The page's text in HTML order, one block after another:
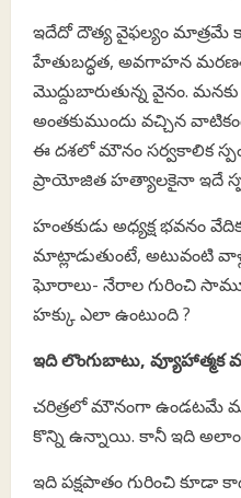
ఇదేదో దౌత్య వైఫల్యం మాత్రమే
హేతుబద్ధత, అవగాహన
మొద్దుబారుతున్న వైనం.
అంతకుముందు వచ్చిన
ఈ దశలో మౌనం సర్వకాలిక
ప్రాయోజిత హత్యాలకైనా ఇదే
హంతకుడు అధ్యక్ష భవనం
మాట్లాడుతుంటే, అటువంటి
ఘోరాలు- నేరాల గురించి
హక్కు ఎలా ఉంటుంది ?
ఇది లొంగుబాటు, వ్యూహాత్మక
చరిత్రలో మౌనంగా ఉండటమే
కొన్ని ఉన్నాయి. కానీ ఇది
ఇది పక్షపాతం గురించి కూడా